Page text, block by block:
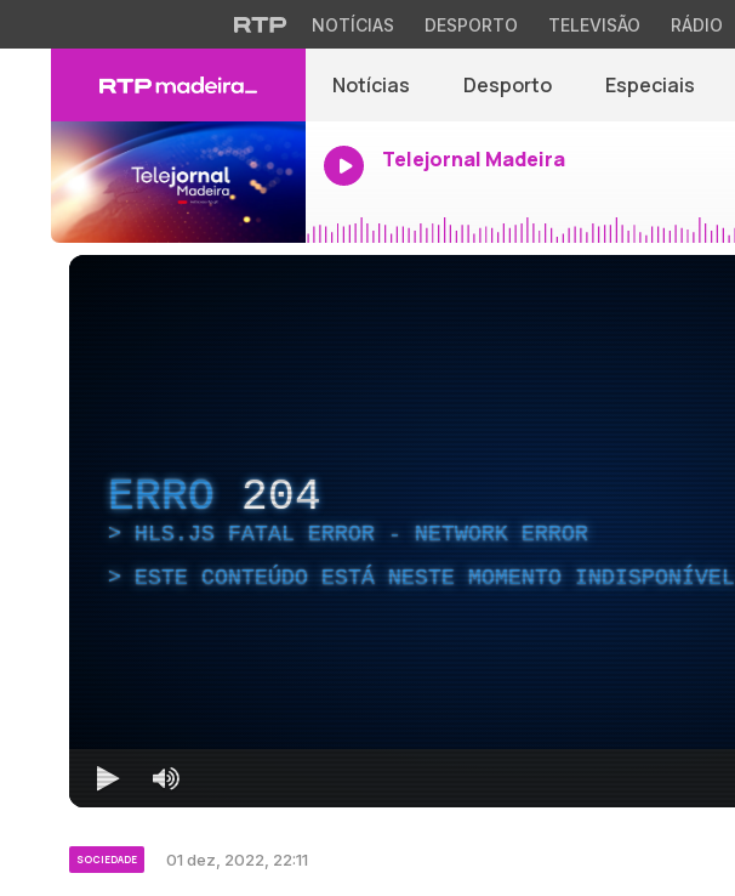
NOTÍCIAS DESPORTO TELEVISÃO RÁDIO
Notícias Desporto Especiais
Telejornal Madeira
ERRO 204
HLS.JS FATAL ERROR - NETWORK ERROR
ESTE CONTEÚDO ESTÁ NESTE MOMENTO INDISPONÍVEL
SOCIEDADE 01 dez, 2022, 22:11